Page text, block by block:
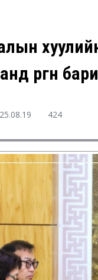
хуулийн
өргөн
424